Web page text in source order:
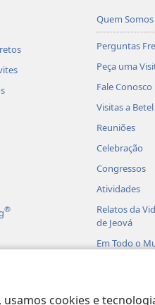
cookies e
®
Áudio
Dramatizadas
Quem Somos
Perguntas
Peça uma
Fale Conosco
Visitas a Betel
Reuniões
Celebração
Congressos
Atividades
Relatos da
de Jeová
Em Todo o